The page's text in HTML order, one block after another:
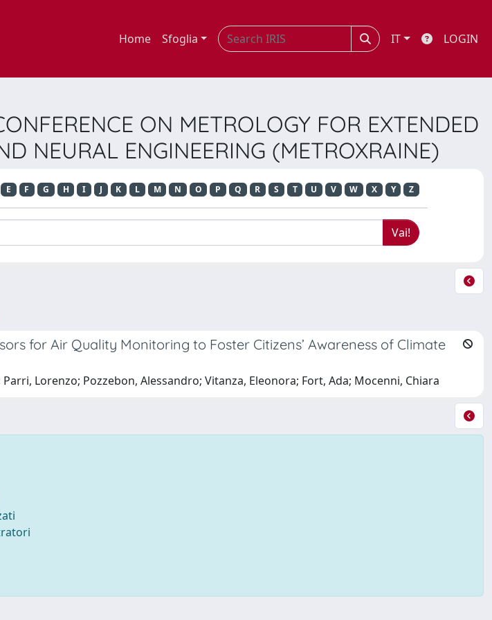
Home Sfoglia IT LOGIN
ON METROLOGY FOR EXTENDED
NEURAL ENGINEERING (METROXRAINE)
E F G H I J K L M N O P Q R S T U V W X Y Z
for Air Quality Monitoring to Foster Citizens’ Awareness of Climate
Lorenzo; Pozzebon, Alessandro; Vitanza, Eleonora; Fort, Ada; Mocenni, Chiara